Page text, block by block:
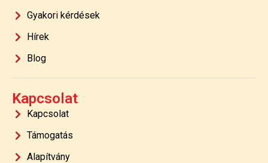
Gyakori kérdések
Hírek
Blog
Kapcsolat
Kapcsolat
Támogatás
Alapítvány